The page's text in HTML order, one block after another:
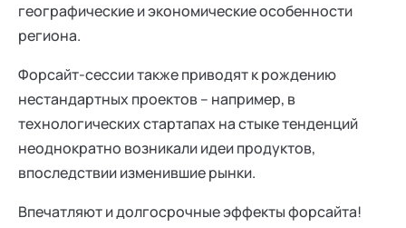
географические и экономические особенности
региона.
Форсайт-сессии также приводят к рождению
нестандартных проектов – например, в
технологических стартапах на стыке тенденций
неоднократно возникали идеи продуктов,
впоследствии изменившие рынки.
Впечатляют и долгосрочные эффекты форсайта!